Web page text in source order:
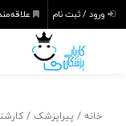
ورود / ثبت نام
خانه / پیراپزشک /